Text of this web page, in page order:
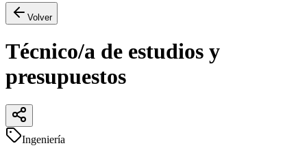
Volver
Técnico/a de estudios y
presupuestos
Ingeniería